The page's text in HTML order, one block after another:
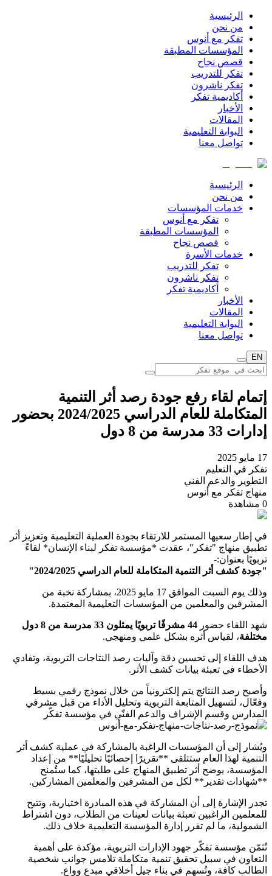
الرئيسية
من نحن
تفكر مع أنوس
المؤسسات المطبقة
قصص نجاح
تفكر للتدريب
تفكر ناشرون
أكاديمية تفكر
الأخبار
المقالات
البوابة التعليمية
تواصل معنا
الرئيسية
من نحن
خدمات المؤسسات
تفكر مع أنوس
المؤسسات المطبقة
قصص نجاح
خدمات الأسرة
تفكر للتدريب
تفكر ناشرون
أكاديمية تفكر
الأخبار
المقالات
البوابة التعليمية
تواصل معنا
EN
إتمام لقاء رفع جودة رصد أثر التنمية
المتكاملة للعام الدراسي 2024/2025 بحضور
إدارات 33 مدرسة من 8 دول
17 مايو 2025
تفكر في التعليم
التطوير والدعم الفني
منهاج تفكر مع أنوس
0 مشاهدة
في إطار سعيها المستمر للارتقاء بجودة العملية التعليمية وتعزيز أثر
تطبيق منهاج "تفكر"، عقدت *مؤسسة تفكر لبناء الإنسان* لقاءً
تربويًا بعنوان:-
"جودة كشف أثر التنمية المتكاملة للعام الدراسي 2024/2025"
وذلك يوم السبت الموافق 17 مايو 2025، بمشاركة نخبة من
المشرفين والمعلمين من المؤسسات التعليمية المعتمدة.
شهد اللقاء حضور
44 مشرفًا تربويًا يمثلون 33 مدرسة من 8 دول
مختلفة، لقياس أثره بشكل علمي ومنهجي.
هدف اللقاء إلى تحسين دقة وآليات رصد النتاجات التربوية، وتفادي
الأخطاء في تعبئة بيانات كشف الأثر.
وأصبح رصد النتائج يتم إلكترونياً من خلال نموذج رقمي بسيط
وفعّال، لتسهيل المتابعة التربوية وتحليل الأداء من قبل مشرفي
المدارس وقسم الإشراف والدعم الفنّي في مؤسسة تفكّر
ويُشار إلى أن المؤسسات الراغبة بالمشاركة في عملية كشف أثر
التنمية لهذا العام ستتلقى **تقريرًا إحصائيًا تحليليًا** من إعداد
المؤسسة، يوضح أثر تطبيق المنهاج على طلبتها، كما ستُمنح
**شهادات تقدير** لكل من المشرفين والمعلمين المشاركين.
تجدر الإشارة إلى أن المشاركة في هذه المبادرة اختيارية، وتتيح
للمعلمين الراغبين تعبئة بيانات لعينات من الطلاب، دون اشتراط
الشمولية، ما لم تقرر إدارة المؤسسة التعليمية خلاف ذلك.
تُثمّن مؤسسة تفكّر جهود الإدارات التربوية، مؤكدة على أهمية
التعاون في سبيل تحقيق تنمية متكاملة تلامس جوانب شخصية
الطالب كافة، وتُسهم في بناء جيل أخلاقي مبدع وواعٍ.